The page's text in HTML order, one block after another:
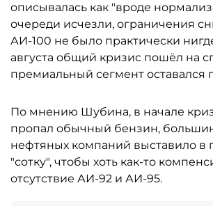
описывалась как "вроде
очереди исчезли, ограничения
АИ-100 не было практически
августа общий кризис пошёл на
премиальный сегмент
По мнению Шубина, в начале
пропал обычный бензин,
нефтяных компаний выставило в
"сотку", чтобы хоть как-то
отсутствие АИ-92 и АИ-95.